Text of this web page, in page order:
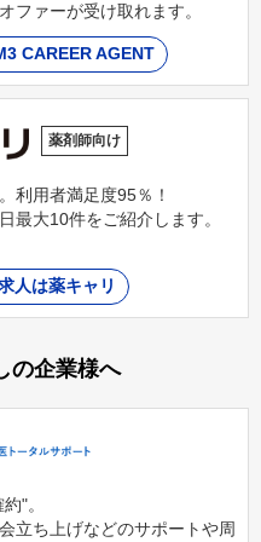
ファーが受け取れます。
CAREER AGENT
薬剤師向け
利用者満足度95％！
最大10件をご紹介します。
人は薬キャリ
の企業様へ
"。
立ち上げなどのサポートや周